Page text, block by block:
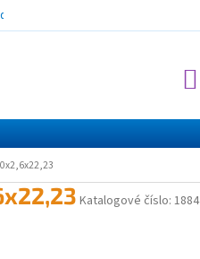
ochrany osobních údajů
Katalogové číslo: 1884